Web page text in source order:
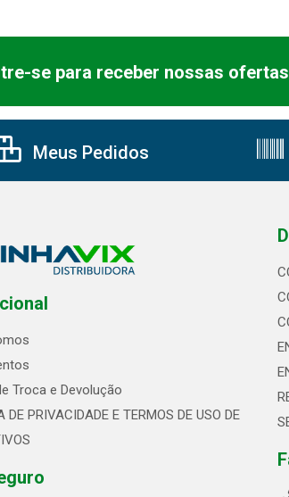
se para receber nossas
Meus Pedidos
Troca e Devolução
DE PRIVACIDADE E TERMOS DE USO DE